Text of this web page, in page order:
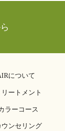
について
ートメント
ラーコース
ンセリング